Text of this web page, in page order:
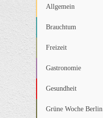
Allgemein
Brauchtum
Freizeit
Gastronomie
Gesundheit
Grüne Woche Berlin